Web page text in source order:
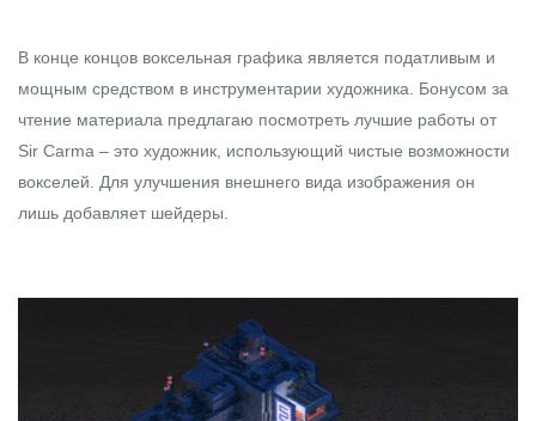
В конце концов воксельная графика является податливым и
мощным средством в инструментарии художника. Бонусом за
чтение материала предлагаю посмотреть лучшие работы от
Sir Carma – это художник, использующий чистые возможности
вокселей. Для улучшения внешнего вида изображения он
лишь добавляет шейдеры.